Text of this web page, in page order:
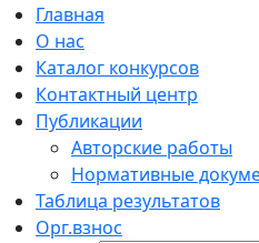
Главная
О нас
Каталог конкурсов
Контактный центр
Публикации
Авторские работы
Нормативные
Таблица результатов
Орг.взнос